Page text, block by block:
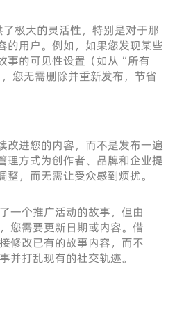
极大的灵活性，特别是对于那
的用户。例如，如果您发现某些
事的可见性设置（如从“所有
您无需删除并重新发布，节省
改进您的内容，而不是发布一遍
理方式为创作者、品牌和企业提
，而无需让受众感到烦扰。
一个推广活动的故事，但由
您需要更新日期或内容。借
修改已有的故事内容，而不
并打乱现有的社交轨迹。